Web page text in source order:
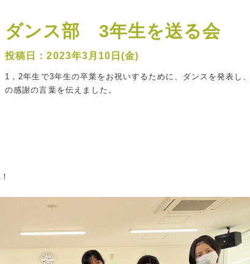
ダンス部 3年生を送る会
2023年3月10日(金)
1，2年生で3年生の卒業をお祝いするために、ダンスを発表し
の感謝の言葉を伝えました。